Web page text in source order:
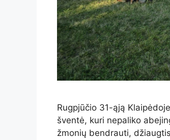
Rugpjūčio 31-ąją
šventė, kuri nepaliko
žmonių bendrauti,